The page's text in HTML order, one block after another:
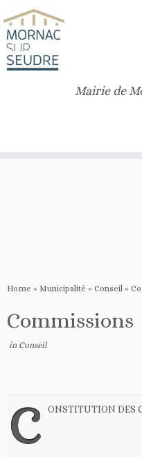
Notice : Function
Translation loading for the
usually an indicator for some code
Translations should be loaded at the
Debugging in WordPress
/home/
Mairie de
Home » Municipalité » Conseil »
Commissions
in Conseil
C ONSTITUTION DES